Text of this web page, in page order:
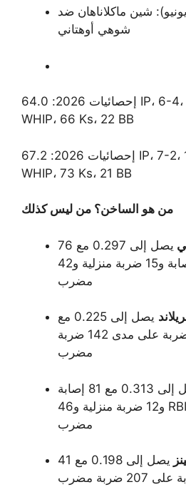
مباراة الأربعاء (17 يونيو): شين ماكلاناهان ضد
شوهي أوهتاني
إحصائيات 2026: 64.0 IP، 6-4، 3.23 عصر، 1.17
WHIP، 66 Ks، 22 BB
إحصائيات 2026: 67.2 IP، 7-2، 1.06 عصر، 0.84
WHIP، 73 Ks، 21 BB
من هو الساخن؟ من ليس كذلك
يصل إلى 0.297 مع 76
إصابة و15 ضربة منزلية و42 RBI على 256 ضربة
مضرب
يصل إلى 0.225 مع
32 إصابة و46 ضربة على مدى 142 ضربة
مضرب
يصل إلى 0.313 مع 81 إصابة
و12 ضربة منزلية و46 RBI على 259 ضربة
مضرب
يصل إلى 0.198 مع 41